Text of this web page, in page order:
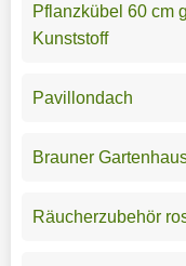
Pflanzkübel 60 cm
Kunststoff
Pavillondach
Brauner
Räucherzubehör